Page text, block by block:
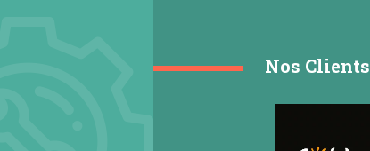
Nos Clients